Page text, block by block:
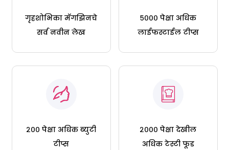
गृहशोभिका मॅगझिनचे
सर्व नवीन लेख
५००० पेक्षा अधिक
लाईफस्टाईल टीप्स
२०० पेक्षा अधिक ब्युटी
टीप्स
२००० पेक्षा देखील
अधिक टेस्टी फूड